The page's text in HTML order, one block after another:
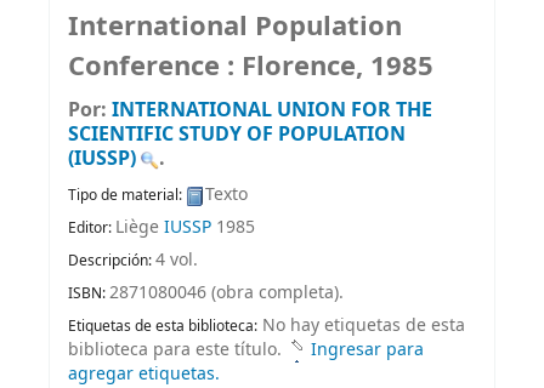
International Population
Conference : Florence, 1985
Por: INTERNATIONAL UNION FOR THE
SCIENTIFIC STUDY OF POPULATION
(IUSSP)
.
Tipo de material: Texto
Editor: LiègeIUSSP 1985
Descripción:4 vol.
ISBN:2871080046 (obra completa).
Etiquetas de esta biblioteca: No hay etiquetas de esta
biblioteca para este título.
Ingresar para
agregar etiquetas.